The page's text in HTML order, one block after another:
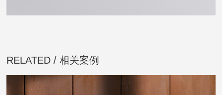
RELATED / 相关案例